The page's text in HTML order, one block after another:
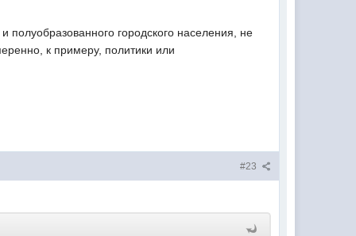
полуобразованного городского населения, не
к примеру, политики или
#23